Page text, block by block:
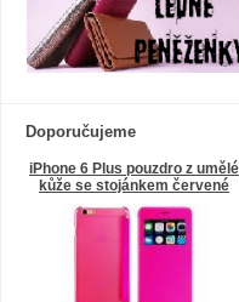
Doporučujeme
iPhone 6 Plus pouzdro z umělé
kůže se stojánkem červené